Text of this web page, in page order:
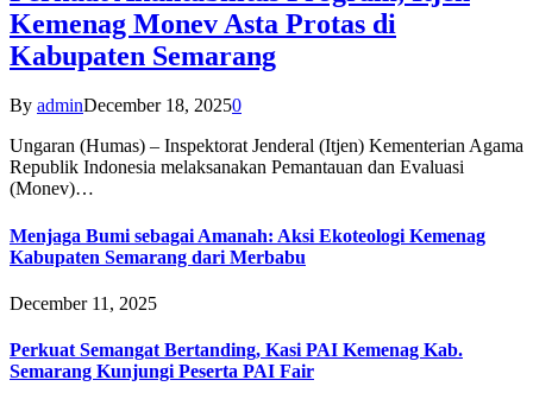
Kemenag Monev Asta Protas di
Kabupaten Semarang
By adminDecember 18, 20250
Ungaran (Humas) – Inspektorat Jenderal (Itjen) Kementerian Agama
Republik Indonesia melaksanakan Pemantauan dan Evaluasi
(Monev)…
Menjaga Bumi sebagai Amanah: Aksi Ekoteologi Kemenag
Kabupaten Semarang dari Merbabu
December 11, 2025
Perkuat Semangat Bertanding, Kasi PAI Kemenag Kab.
Semarang Kunjungi Peserta PAI Fair